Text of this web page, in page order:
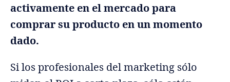
activamente en el mercado para
comprar su producto en un momento
dado.
Si los profesionales del marketing sólo